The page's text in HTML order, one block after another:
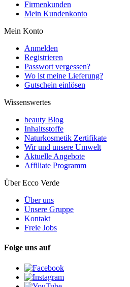
Firmenkunden
Mein Kundenkonto
Mein Konto
Anmelden
Registrieren
Passwort vergessen?
Wo ist meine Lieferung?
Gutschein einlösen
Wissenswertes
beauty Blog
Inhaltsstoffe
Naturkosmetik Zertifikate
Wir und unsere Umwelt
Aktuelle Angebote
Affiliate Programm
Über Ecco Verde
Über uns
Unsere Gruppe
Kontakt
Freie Jobs
Folge uns auf